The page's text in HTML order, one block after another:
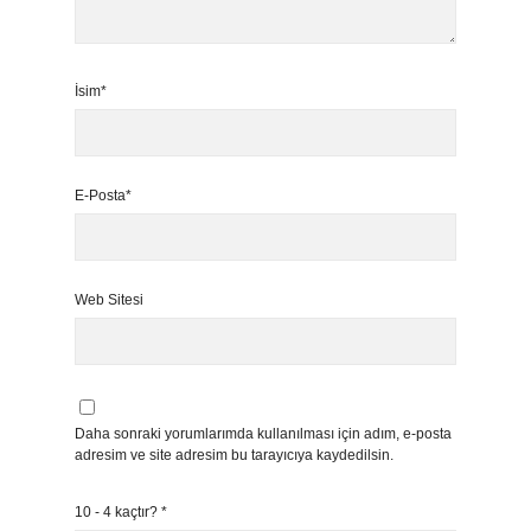
İsim*
E-Posta*
Web Sitesi
Daha sonraki yorumlarımda kullanılması için adım, e-posta
adresim ve site adresim bu tarayıcıya kaydedilsin.
10 - 4 kaçtır? *